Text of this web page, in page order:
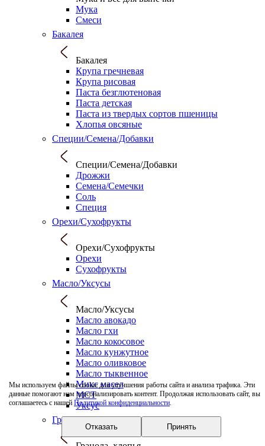
Мы используем файлы cookie для улучшения работы сайта и анализа трафика. Эти
данные помогают нам персонализировать контент. Продолжая использовать сайт, вы
соглашаетесь с нашей Политикой конфиденциальности.
Отказать Принять
Мука
Смеси
Бакалея
Бакалея
Крупа гречневая
Крупа рисовая
Паста безглютеновая
Паста детская
Паста из твердых сортов пшеницы
Хлопья овсяные
Специи/Семена/Добавки
Специи/Семена/Добавки
Дрожжи
Семена/Семечки
Соль
Специя
Орехи/Сухофрукты
Орехи/Сухофрукты
Орехи
Сухофрукты
Масло/Уксусы
Масло/Уксусы
Масло авокадо
Масло гхи
Масло кокосовое
Масло кунжутное
Масло оливковое
Масло тыквенное
Микс масел
МСТ
Уксус
Гранола, хлопья